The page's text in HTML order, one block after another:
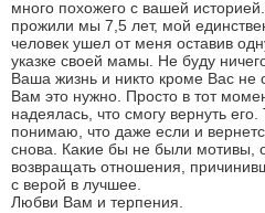
много похожего с вашей
прожили мы 7,5 лет, мой
человек ушел от меня оставив
указке своей мамы. Не буду
Ваша жизнь и никто кроме Вас не
Вам это нужно. Просто в тот
надеялась, что смогу вернуть
понимаю, что даже если и
снова. Какие бы не были мотивы,
возвращать отношения,
с верой в лучшее.
Любви Вам и терпения.